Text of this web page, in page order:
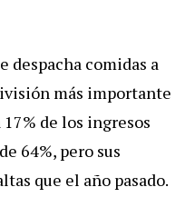
despacha comidas a
más importante
de los ingresos
64%, pero sus
que el año pasado.